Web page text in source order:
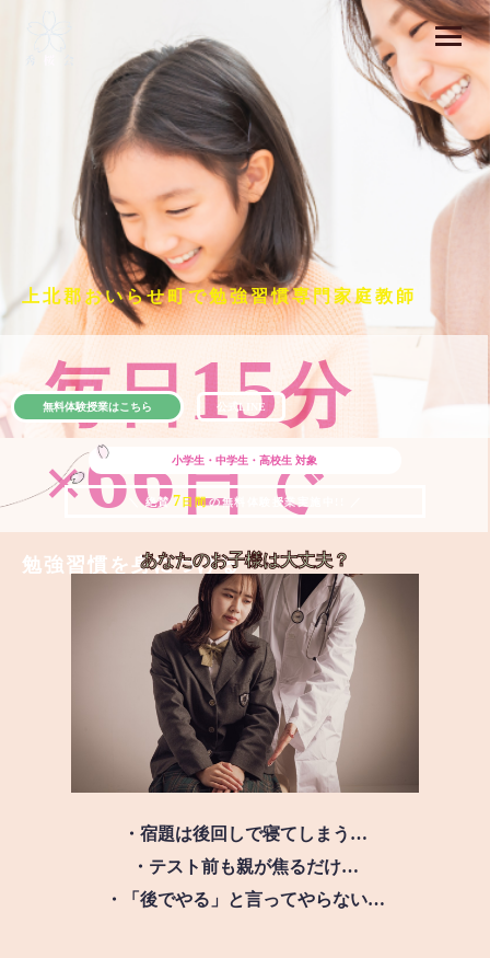
上北郡おいらせ町で勉強習慣専門家庭教師
毎日15分
×66日で
勉強習慣を身につける
小学生・中学生・高校生 対象
＼ 絶賛 7 日間の無料体験授業実施中!! ／
無料体験授業はこちら 公式LINE
あなたのお子様は大丈夫？
・宿題は後回しで寝てしまう…
・テスト前も親が焦るだけ…
・「後でやる」と言ってやらない…